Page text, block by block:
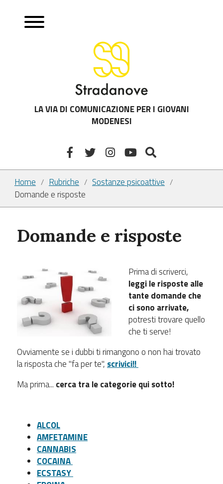
LA VIA DI COMUNICAZIONE PER I GIOVANI
MODENESI
Home / Rubriche / Sostanze psicoattive /
Domande e risposte
Domande e risposte
Prima di scriverci,
leggi le risposte alle
tante domande che
ci sono arrivate,
potresti trovare quello
che ti serve!
Ovviamente se i dubbi ti rimangono o non hai trovato
la risposta che "fa per te", scrivici!!
Ma prima... cerca tra le categorie qui sotto!
ALCOL
AMFETAMINE
CANNABIS
COCAINA
ECSTASY